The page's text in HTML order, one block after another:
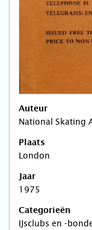
Auteur
National Skating
Plaats
London
Jaar
1975
Categorieën
IJsclubs en -